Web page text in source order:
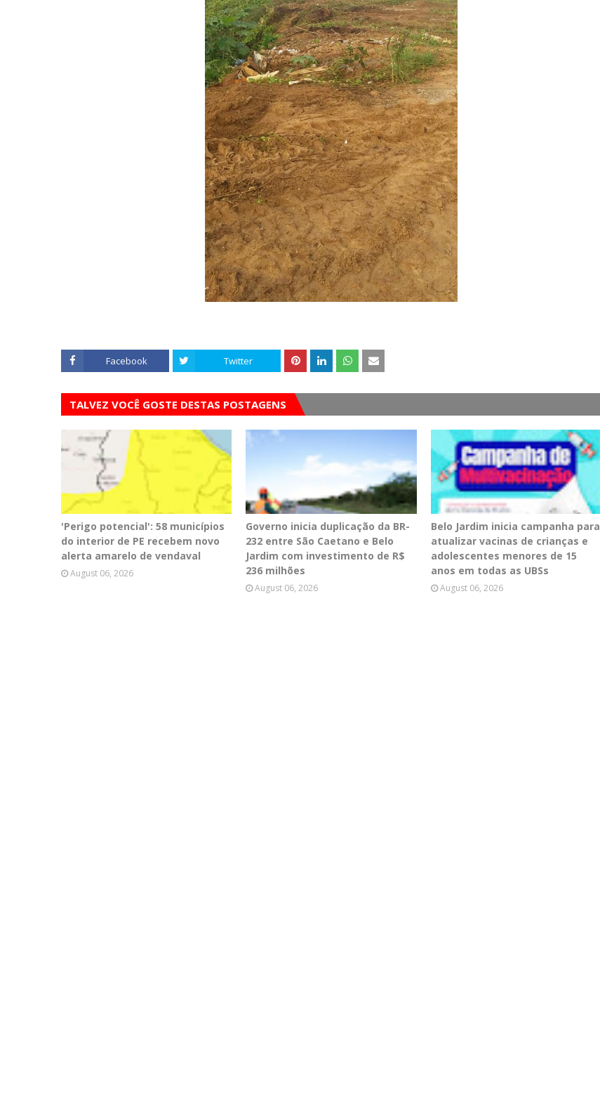
Facebook Twitter
TALVEZ VOCÊ GOSTE DESTAS POSTAGENS
'Perigo potencial': 58 municípios
do interior de PE recebem novo
alerta amarelo de vendaval
August 06, 2026
Governo inicia duplicação da BR-
232 entre São Caetano e Belo
Jardim com investimento de R$
236 milhões
August 06, 2026
Belo Jardim inicia campanha para
atualizar vacinas de crianças e
adolescentes menores de 15
anos em todas as UBSs
August 06, 2026